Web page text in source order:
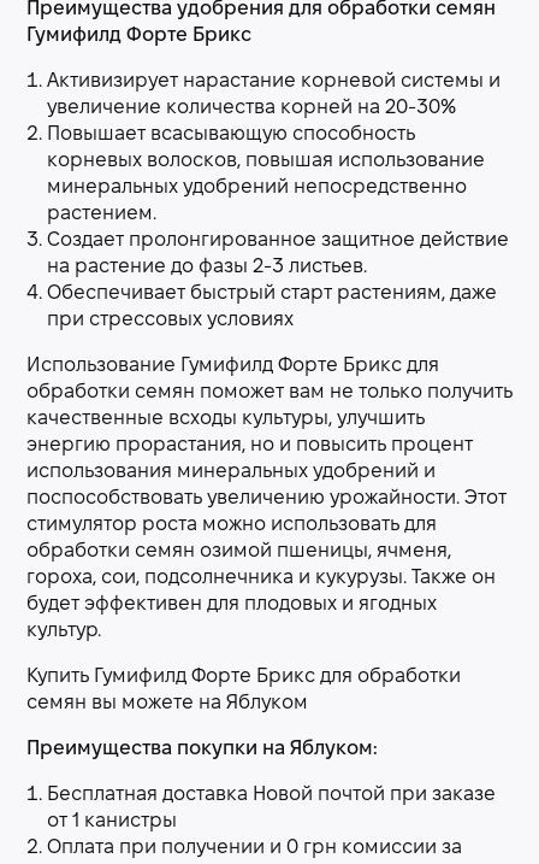
Преимущества удобрения для обработки семян
Гумифилд Форте Брикс
Активизирует нарастание корневой системы и
увеличение количества корней на 20-30%
Повышает всасывающую способность
корневых волосков, повышая использование
минеральных удобрений непосредственно
растением.
Создает пролонгированное защитное действие
на растение до фазы 2-3 листьев.
Обеспечивает быстрый старт растениям, даже
при стрессовых условиях
Использование Гумифилд Форте Брикс для
обработки семян поможет вам не только получить
качественные всходы культуры, улучшить
энергию прорастания, но и повысить процент
использования минеральных удобрений и
поспособствовать увеличению урожайности. Этот
стимулятор роста можно использовать для
обработки семян озимой пшеницы, ячменя,
гороха, сои, подсолнечника и кукурузы. Также он
будет эффективен для плодовых и ягодных
культур.
Купить Гумифилд Форте Брикс для обработки
семян вы можете на Яблуком
Преимущества покупки на Яблуком:
Бесплатная доставка Новой почтой при заказе
от 1 канистры
Оплата при получении и 0 грн комиссии за